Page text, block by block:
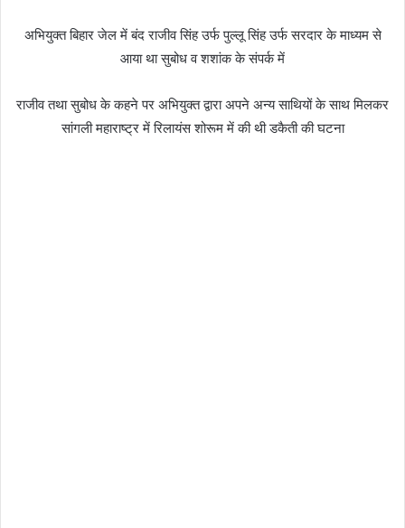
अभियुक्त बिहार जेल में बंद राजीव सिंह उर्फ पुल्लू सिंह उर्फ सरदार के माध्यम से
आया था सुबोध व शशांक के संपर्क में
राजीव तथा सुबोध के कहने पर अभियुक्त द्वारा अपने अन्य साथियों के साथ मिलकर
सांगली महाराष्ट्र में रिलायंस शोरूम में की थी डकैती की घटना